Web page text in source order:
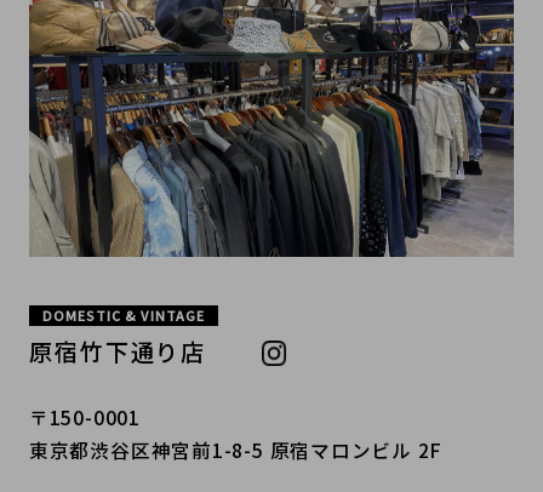
DOMESTIC & VINTAGE
原宿竹下通り店
〒150-0001
東京都渋谷区神宮前1-8-5 原宿マロンビル 2F